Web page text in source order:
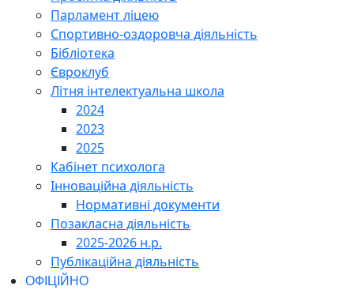
Парламент ліцею
Спортивно-оздоровча діяльність
Бібліотека
Євроклуб
Літня інтелектуальна школа
2024
2023
2025
Кабінет психолога
Інноваційна діяльність
Нормативні документи
Позакласна діяльність
2025-2026 н.р.
Публікаційна діяльність
ОФІЦІЙНО